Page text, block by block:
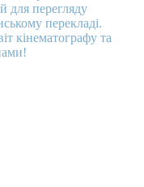
для перегляду
перекладі.
кінематографу та